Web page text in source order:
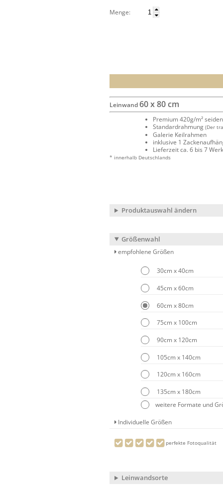
Menge:
Leinwand60 x 80 cm
Premium 420g/m²
Standardrahmung (Der
Galerie Keilrahmen
inklusive 1
Lieferzeit ca. 6 bis 7
* innerhalb Deutschlands
Produktauswahl ändern
Größenwahl
empfohlene Größen
30cm x 40cm
45cm x 60cm
60cm x 80cm
75cm x 100cm
90cm x 120cm
105cm x 140cm
120cm x 160cm
135cm x 180cm
weitere Formate und
Individuelle Größen
perfekte Fotoqualität
Leinwandsorte